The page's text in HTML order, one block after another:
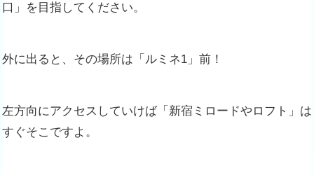
口」を目指してください。
外に出ると、その場所は「ルミネ1」前！
左方向にアクセスしていけば「新宿ミロードやロフト」は
すぐそこですよ。